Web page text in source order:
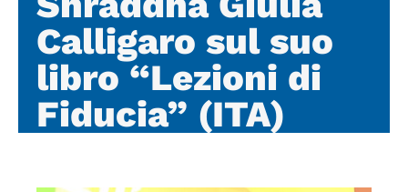
Calligaro sul suo
libro “Lezioni di
Fiducia” (ITA)